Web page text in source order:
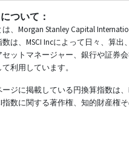
ついて：
は、Morgan Stanley Capital
数は、MSCI Incによって日々、算
セットマネージャー、銀行や証券
利用しています。
ージに掲載している円換算指数は
指数に関する著作権、知的財産権